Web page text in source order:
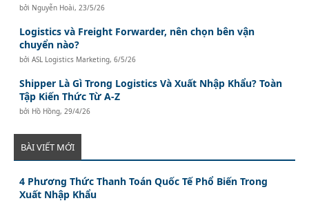
bởi Nguyễn Hoài,23/5/26
Logistics và Freight Forwarder, nên chọn bên vận
chuyển nào?
bởiASL Logistics Marketing,6/5/26
Shipper Là Gì Trong Logistics Và Xuất Nhập Khẩu? Toàn
Tập Kiến Thức Từ A-Z
bởi Hồ Hồng,29/4/26
BÀI VIẾT MỚI
4 Phương Thức Thanh Toán Quốc Tế Phổ Biến Trong
Xuất Nhập Khẩu